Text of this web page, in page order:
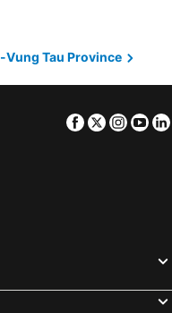
Vung Tau Province
Facebook
Twitter